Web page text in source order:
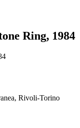
Ring, 1984
Rivoli-Torino